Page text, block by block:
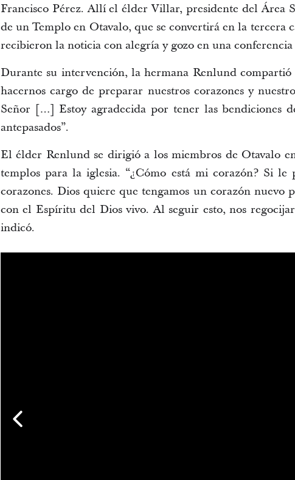
Francisco Pérez. Allí el élder Villar, presidente del Área
de un Templo en Otavalo, que se convertirá en la tercera
recibieron la noticia con alegría y gozo en una
Durante su intervención, la hermana Renlund compartió
hacernos cargo de preparar nuestros corazones y
Señor […] Estoy agradecida por tener las bendiciones
antepasados”.
El élder Renlund se dirigió a los miembros de Otavalo
templos para la iglesia. “¿Cómo está mi corazón? Si
corazones. Dios quiere que tengamos un corazón nuevo
con el Espíritu del Dios vivo. Al seguir esto, nos
indicó.